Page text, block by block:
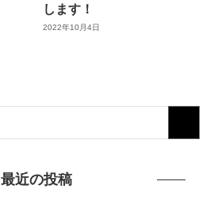
します！
2022年10月4日
最近の投稿